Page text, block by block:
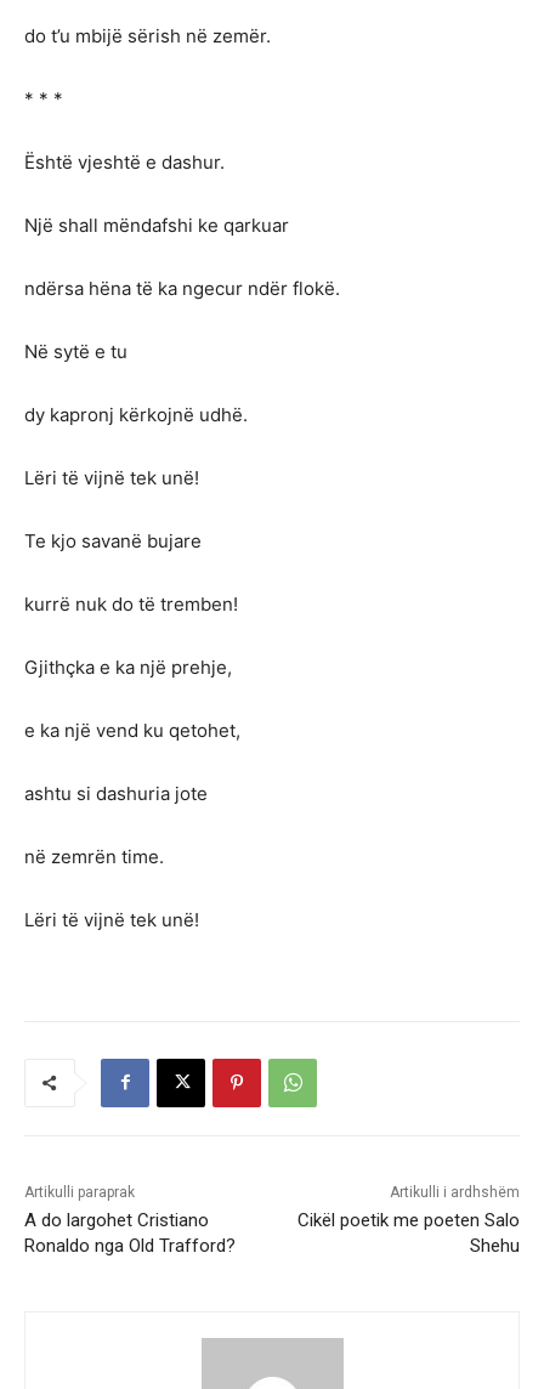
do t’u mbijë sërish në zemër.
* * *
Është vjeshtë e dashur.
Një shall mëndafshi ke qarkuar
ndërsa hëna të ka ngecur ndër flokë.
Në sytë e tu
dy kapronj kërkojnë udhë.
Lëri të vijnë tek unë!
Te kjo savanë bujare
kurrë nuk do të tremben!
Gjithçka e ka një prehje,
e ka një vend ku qetohet,
ashtu si dashuria jote
në zemrën time.
Lëri të vijnë tek unë!
Artikulli paraprak
A do largohet Cristiano
Ronaldo nga Old Trafford?
Artikulli i ardhshëm
Cikël poetik me poeten Salo
Shehu